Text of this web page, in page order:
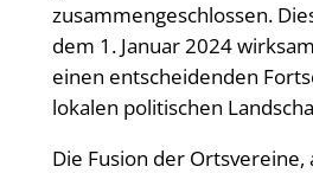
zusammengeschlossen.
dem 1. Januar 2024
einen entscheidenden
lokalen politischen
Die Fusion der Ortsvereine,